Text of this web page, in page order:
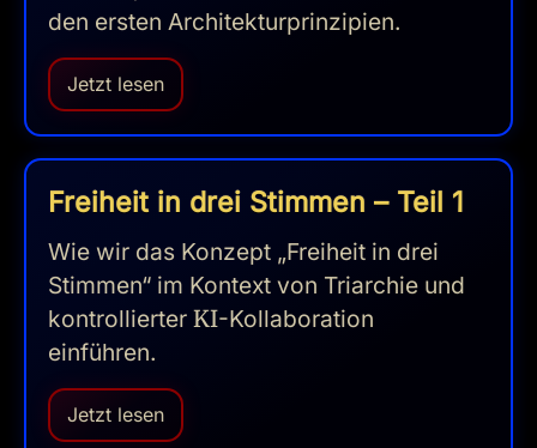
den ersten Architekturprinzipien.
Jetzt lesen
Freiheit in drei Stimmen – Teil 1
Wie wir das Konzept „Freiheit in drei
Stimmen“ im Kontext von Triarchie und
kontrollierterKI-Kollaboration
einführen.
Jetzt lesen